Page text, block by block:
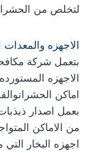
لتخلص من
الاجهزه والمعدات
بتعمل شركة
الاجهزه
اماكن
بعمل اصدار
من الاماكن
اجهزه البخار